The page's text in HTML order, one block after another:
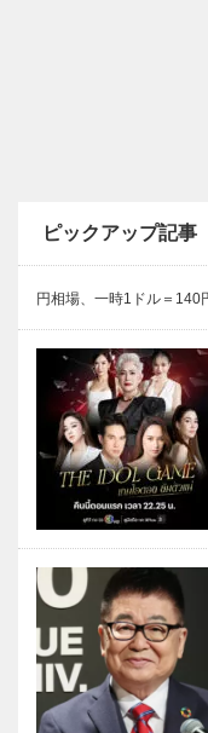
ピックアップ記事
円相場、一時1ドル＝140